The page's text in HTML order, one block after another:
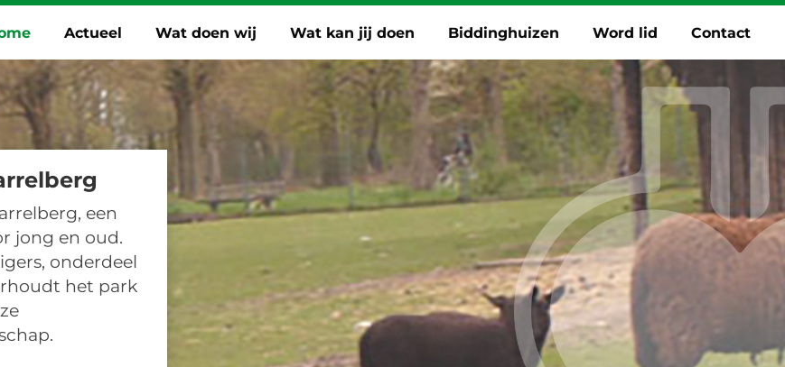
Actueel Wat doen wij Wat kan jij doen Biddinghuizen Word lid Contact
een
jong en oud.
onderdeel
het park